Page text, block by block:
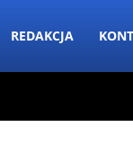
REDAKCJA